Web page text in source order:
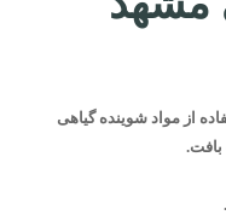
از مواد شوینده گیاهی